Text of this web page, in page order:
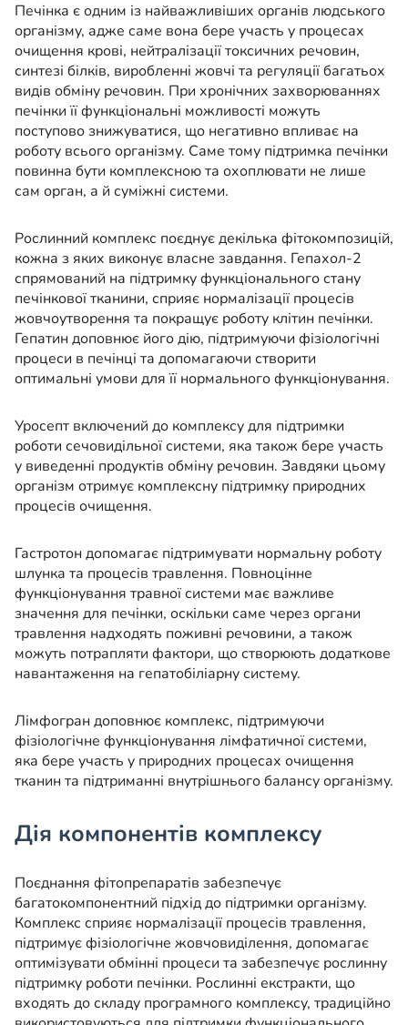
Печінка є одним із найважливіших органів людського
організму, адже саме вона бере участь у процесах
очищення крові, нейтралізації токсичних речовин,
синтезі білків, виробленні жовчі та регуляції багатьох
видів обміну речовин. При хронічних захворюваннях
печінки її функціональні можливості можуть
поступово знижуватися, що негативно впливає на
роботу всього організму. Саме тому підтримка печінки
повинна бути комплексною та охоплювати не лише
сам орган, а й суміжні системи.
Рослинний комплекс поєднує декілька фітокомпозицій,
кожна з яких виконує власне завдання. Гепахол-2
спрямований на підтримку функціонального стану
печінкової тканини, сприяє нормалізації процесів
жовчоутворення та покращує роботу клітин печінки.
Гепатин доповнює його дію, підтримуючи фізіологічні
процеси в печінці та допомагаючи створити
оптимальні умови для її нормального функціонування.
Уросепт включений до комплексу для підтримки
роботи сечовидільної системи, яка також бере участь
у виведенні продуктів обміну речовин. Завдяки цьому
організм отримує комплексну підтримку природних
процесів очищення.
Гастротон допомагає підтримувати нормальну роботу
шлунка та процесів травлення. Повноцінне
функціонування травної системи має важливе
значення для печінки, оскільки саме через органи
травлення надходять поживні речовини, а також
можуть потрапляти фактори, що створюють додаткове
навантаження на гепатобіліарну систему.
Лімфогран доповнює комплекс, підтримуючи
фізіологічне функціонування лімфатичної системи,
яка бере участь у природних процесах очищення
тканин та підтриманні внутрішнього балансу організму.
Дія компонентів комплексу
Поєднання фітопрепаратів забезпечує
багатокомпонентний підхід до підтримки організму.
Комплекс сприяє нормалізації процесів травлення,
підтримує фізіологічне жовчовиділення, допомагає
оптимізувати обмінні процеси та забезпечує рослинну
підтримку роботи печінки. Рослинні екстракти, що
входять до складу програмного комплексу, традиційно